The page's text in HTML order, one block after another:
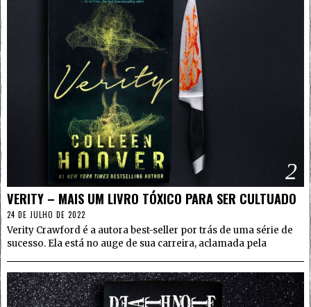
2
VERITY – MAIS UM LIVRO TÓXICO PARA SER CULTUADO
24 DE JULHO DE 2022
Verity Crawford é a autora best-seller por trás de uma série de
sucesso. Ela está no auge de sua carreira, aclamada pela